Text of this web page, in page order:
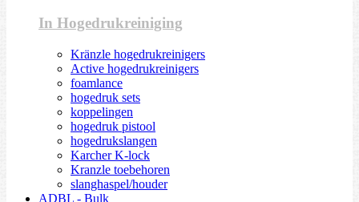
In Hogedrukreiniging
Kränzle hogedrukreinigers
Active hogedrukreinigers
foamlance
hogedruk sets
koppelingen
hogedruk pistool
hogedrukslangen
Karcher K-lock
Kranzle toebehoren
slanghaspel/houder
ADBL - Bulk